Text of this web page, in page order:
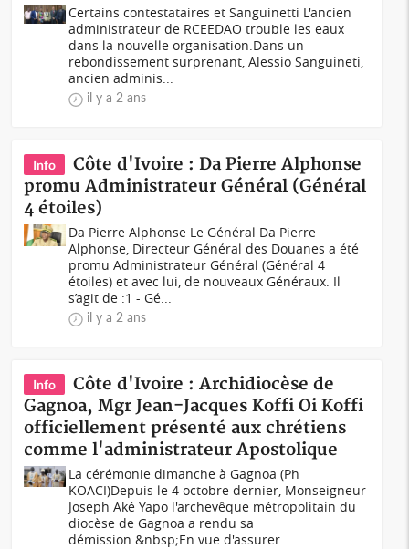
Certains contestataires et Sanguinetti L'ancien
administrateur de RCEEDAO trouble les eaux
dans la nouvelle organisation.Dans un
rebondissement surprenant, Alessio Sanguineti,
ancien adminis...
il y a 2 ans
Info
Côte d'Ivoire : Da Pierre Alphonse
promu Administrateur Général (Général
4 étoiles)
Da Pierre Alphonse Le Général Da Pierre
Alphonse, Directeur Général des Douanes a été
promu Administrateur Général (Général 4
étoiles) et avec lui, de nouveaux Généraux. Il
s’agit de :1 - Gé...
il y a 2 ans
Info
Côte d'Ivoire : Archidiocèse de
Gagnoa, Mgr Jean-Jacques Koffi Oi Koffi
officiellement présenté aux chrétiens
comme l'administrateur Apostolique
La cérémonie dimanche à Gagnoa (Ph
KOACI)Depuis le 4 octobre dernier, Monseigneur
Joseph Aké Yapo l'archevêque métropolitain du
diocèse de Gagnoa a rendu sa
démission.&nbsp;En vue d'assurer...